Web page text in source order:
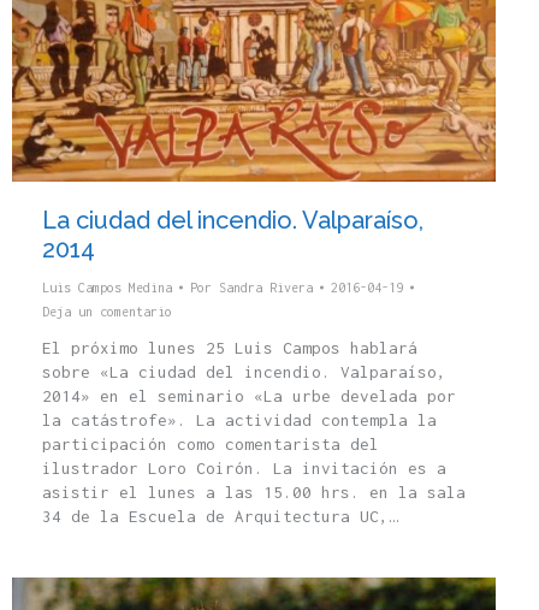
La ciudad del incendio. Valparaíso,
2014
Luis Campos Medina Por Sandra Rivera
2016-04-19
Deja un comentario
El próximo lunes 25 Luis Campos hablará
sobre «La ciudad del incendio. Valparaíso,
2014» en el seminario «La urbe develada por
la catástrofe». La actividad contempla la
participación como comentarista del
ilustrador Loro Coirón. La invitación es a
asistir el lunes a las 15.00 hrs. en la sala
34 de la Escuela de Arquitectura UC,…